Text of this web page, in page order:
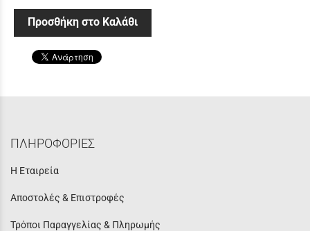
Προσθήκη στο Καλάθι
ΠΛΗΡΟΦΟΡΙΕΣ
Η Εταιρεία
Αποστολές & Επιστροφές
Τρόποι Παραγγελίας & Πληρωμής